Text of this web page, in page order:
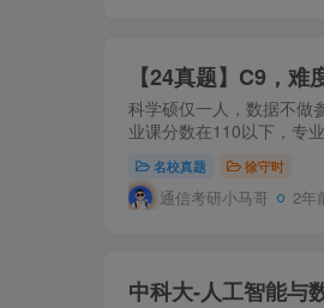
【24真题】C9，难
科学硕仅一人，数据不做
业课分数在110以下，专
名校真题 徐守时
通信考研小马哥 2年
中科大-人工智能与